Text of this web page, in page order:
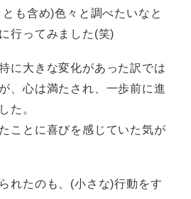
も含め)色々と調べたいなと
行ってみました(笑)
に大きな変化があった訳では
、心は満たされ、一歩前に進
た。
ことに喜びを感じていた気が
れたのも、(小さな)行動をす